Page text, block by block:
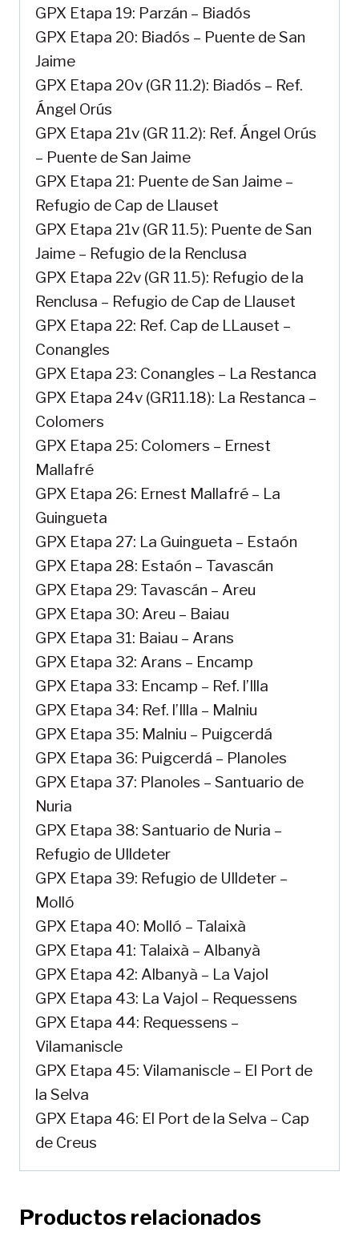
GPX Etapa 19: Parzán – Biadós
GPX Etapa 20: Biadós – Puente de San
Jaime
GPX Etapa 20v (GR 11.2): Biadós – Ref.
Ángel Orús
GPX Etapa 21v (GR 11.2): Ref. Ángel Orús
– Puente de San Jaime
GPX Etapa 21: Puente de San Jaime –
Refugio de Cap de Llauset
GPX Etapa 21v (GR 11.5): Puente de San
Jaime – Refugio de la Renclusa
GPX Etapa 22v (GR 11.5): Refugio de la
Renclusa – Refugio de Cap de Llauset
GPX Etapa 22: Ref. Cap de LLauset –
Conangles
GPX Etapa 23: Conangles – La Restanca
GPX Etapa 24v (GR11.18): La Restanca –
Colomers
GPX Etapa 25: Colomers – Ernest
Mallafré
GPX Etapa 26: Ernest Mallafré – La
Guingueta
GPX Etapa 27: La Guingueta – Estaón
GPX Etapa 28: Estaón – Tavascán
GPX Etapa 29: Tavascán – Areu
GPX Etapa 30: Areu – Baiau
GPX Etapa 31: Baiau – Arans
GPX Etapa 32: Arans – Encamp
GPX Etapa 33: Encamp – Ref. l’Illa
GPX Etapa 34: Ref. l’Illa – Malniu
GPX Etapa 35: Malniu – Puigcerdá
GPX Etapa 36: Puigcerdá – Planoles
GPX Etapa 37: Planoles – Santuario de
Nuria
GPX Etapa 38: Santuario de Nuria –
Refugio de Ulldeter
GPX Etapa 39: Refugio de Ulldeter –
Molló
GPX Etapa 40: Molló – Talaixà
GPX Etapa 41: Talaixà – Albanyà
GPX Etapa 42: Albanyà – La Vajol
GPX Etapa 43: La Vajol – Requessens
GPX Etapa 44: Requessens –
Vilamaniscle
GPX Etapa 45: Vilamaniscle – El Port de
la Selva
GPX Etapa 46: El Port de la Selva – Cap
de Creus
Productos relacionados